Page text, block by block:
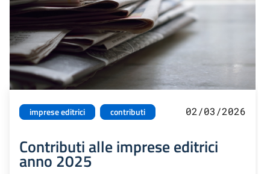
imprese editrici contributi 02/03/2026
Contributi alle imprese editrici
anno 2025